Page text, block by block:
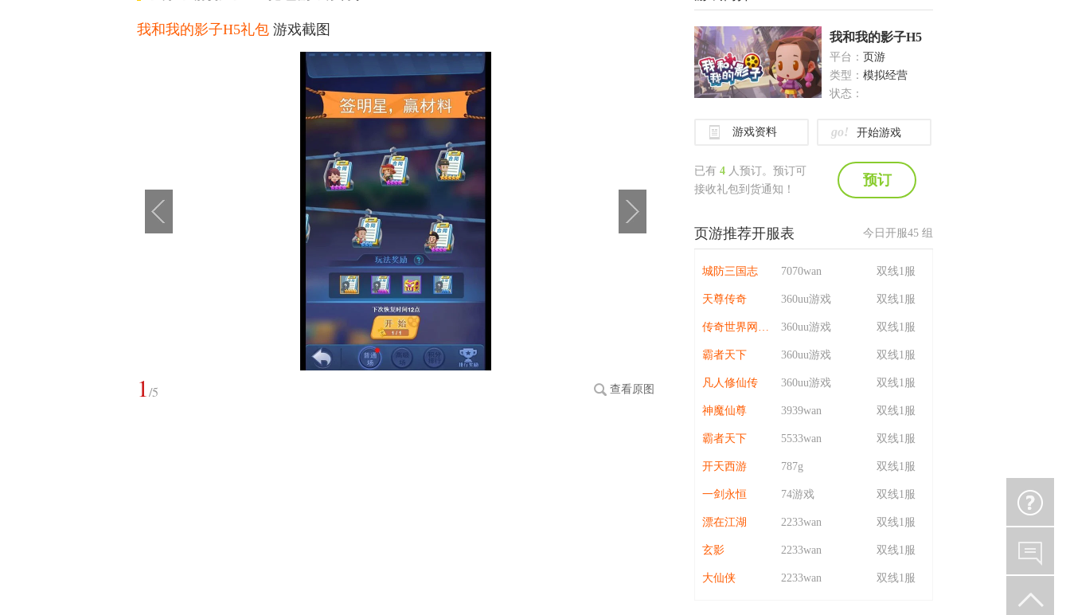
我和我的影子H5礼包 游戏截图
1/5 查看原图
我和我的影子H5
平台： 页游
类型： 模拟经营
状态：
游戏资料 go! 开始游戏
已有 4 人预订。预订可
接收礼包到货通知！
预订
页游推荐开服表 今日开服45 组
城防三国志 7070wan 双线1服
天尊传奇 360uu游戏 双线1服
传奇世界网页版 360uu游戏 双线1服
霸者天下 360uu游戏 双线1服
凡人修仙传 360uu游戏 双线1服
神魔仙尊 3939wan 双线1服
霸者天下 5533wan 双线1服
开天西游 787g 双线1服
一剑永恒 74游戏 双线1服
漂在江湖 2233wan 双线1服
玄影 2233wan 双线1服
大仙侠 2233wan 双线1服